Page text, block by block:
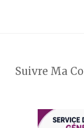
Suivre Ma